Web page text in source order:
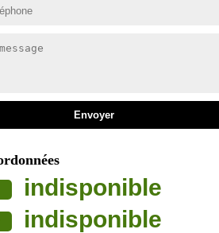
indisponible
indisponible